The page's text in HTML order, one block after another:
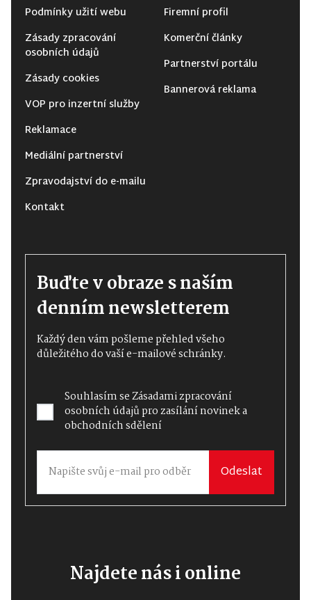
Podmínky užití webu
Zásady zpracování
osobních údajů
Zásady cookies
VOP pro inzertní služby
Reklamace
Mediální partnerství
Zpravodajství do e-mailu
Kontakt
Firemní profil
Komerční články
Partnerství portálu
Bannerová reklama
Buďte v obraze s naším
denním newsletterem
Každý den vám pošleme přehled všeho
důležitého do vaší e-mailové schránky.
Souhlasím seZásadami zpracování
osobních údajůpro zasílání novinek a
obchodních sdělení
Odeslat
Najdete nás i online